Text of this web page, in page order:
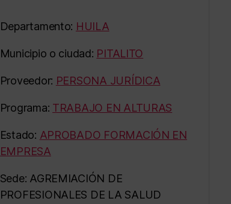
Departamento: HUILA
Municipio o ciudad: PITALITO
Proveedor: PERSONA JURÍDICA
Programa: TRABAJO EN ALTURAS
Estado: APROBADO FORMACIÓN EN
EMPRESA
Sede: AGREMIACIÓN DE
PROFESIONALES DE LA SALUD